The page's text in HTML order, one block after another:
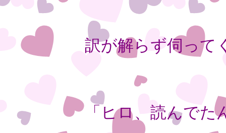
訳が解らず伺って
「ヒロ、読んで